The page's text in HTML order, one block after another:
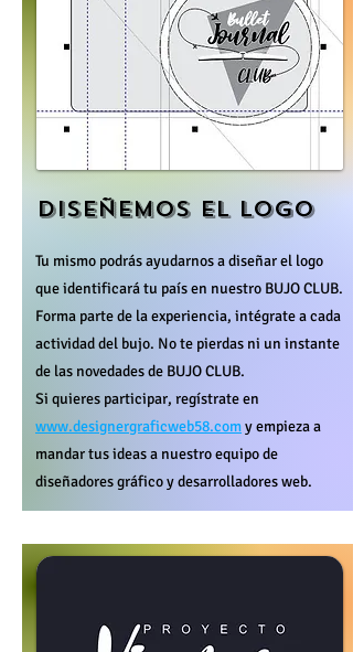
Diseñemos el logo
Tu mismo podrás ayudarnos a diseñar el logo
que identificará tu país en nuestro BUJO CLUB.
Forma parte de la experiencia, intégrate a cada
actividad del bujo. No te pierdas ni un instante
de las novedades de BUJO CLUB.
Si quieres participar, regístrate en
www.designergraficweb58.comy empieza a
mandar tus ideas a nuestro equipo de
diseñadores gráfico y desarrolladores web.